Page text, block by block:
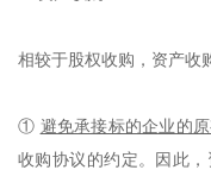
相较于股权收购，资产收
① 避免承接标的企业的
收购协议的约定。因此